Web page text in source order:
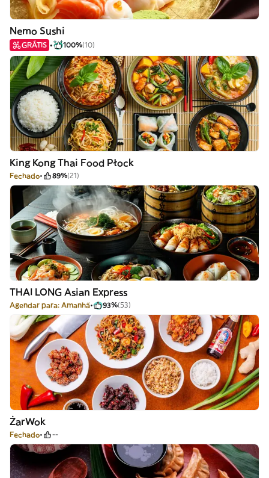
Nemo Sushi
GRÁTIS 100%(10)
King Kong Thai Food Płock
Fechado 89%(21)
THAI LONG Asian Express
Agendar para: Amanhã 93%(53)
ŻarWok
Fechado --